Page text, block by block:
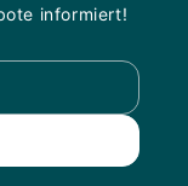
informiert!